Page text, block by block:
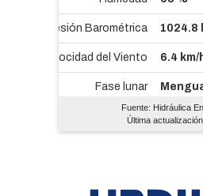
Fuente: Hidráulica
Última